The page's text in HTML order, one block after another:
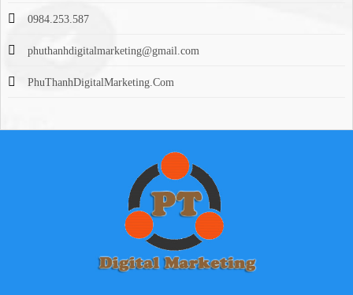
0984.253.587
phuthanhdigitalmarketing@gmail.com
PhuThanhDigitalMarketing.Com